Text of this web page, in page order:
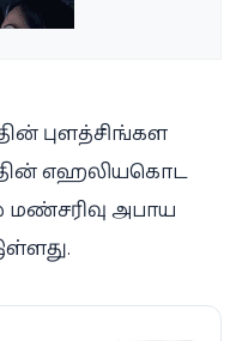
புளத்சிங்கள
எஹலியகொட
மண்சரிவு அபாய